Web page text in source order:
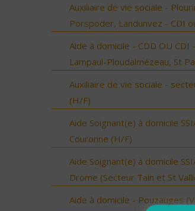
Auxiliaire de vie sociale -
Porspoder, Landunvez - CDI
Aide à domicile - CDD OU CDI
Lampaul-Ploudalmézeau, St
Auxiliaire de vie sociale -
(H/F)
Aide Soignant(e) à domicile
Couronne (H/F)
Aide Soignant(e) à domicile
Drome (Secteur Tain et St
Aide à domicile - Pouzauges